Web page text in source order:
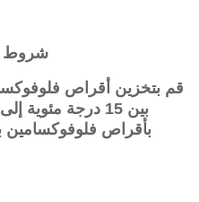
شروط
قم بتخزين أقراص
بأقراص فلوفوكسامين